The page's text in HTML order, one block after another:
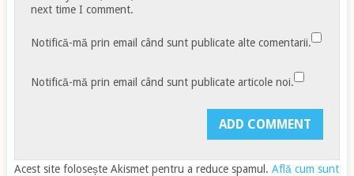
next time I comment.
Notifică-mă prin email când sunt publicate alte comentarii.
Notifică-mă prin email când sunt publicate articole noi.
Acest site folosește Akismet pentru a reduce spamul. Află cum sunt